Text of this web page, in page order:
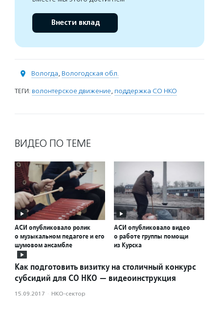
Внести вклад
Вологда, Вологодская обл.
ТЕГИ: волонтерское движение, поддержка СО НКО
ВИДЕО ПО ТЕМЕ
АСИ опубликовало ролик
о музыкальном педагоге и его
шумовом ансамбле
АСИ опубликовало видео
о работе группы помощи
из Курска
Как подготовить визитку на столичный конкурс
субсидий для СО НКО — видеоинструкция
15.09.2017 · НКО-сектор